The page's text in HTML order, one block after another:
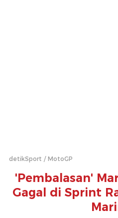
detikSport MotoGP
'Pembalasan'
Gagal di Sprint